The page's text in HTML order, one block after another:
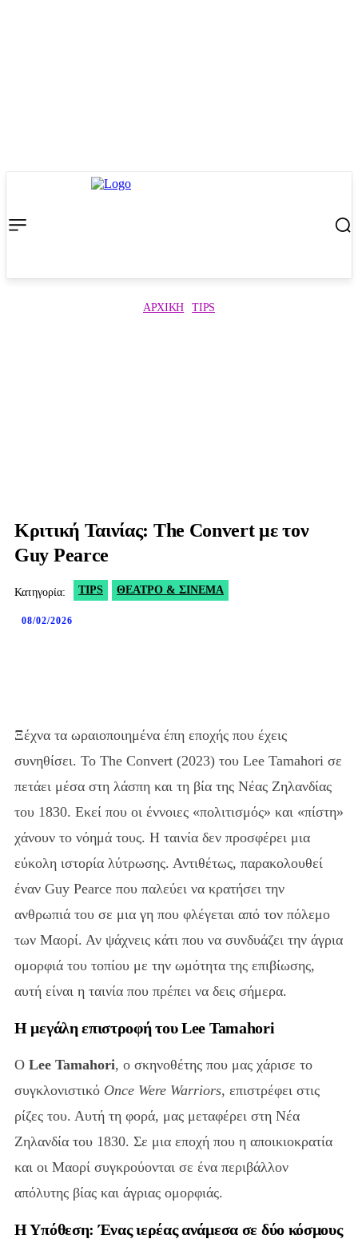
ΑΡΧΙΚΉ TIPS
Κριτική Ταινίας: The Convert με τον
Guy Pearce
Κατηγορία: TIPS ΘΈΑΤΡΟ & ΣΙΝΕΜΆ
08/02/2026
Ξέχνα τα ωραιοποιημένα έπη εποχής που έχεις
συνηθίσει. Το The Convert (2023) του Lee Tamahori σε
πετάει μέσα στη λάσπη και τη βία της Νέας Ζηλανδίας
του 1830. Εκεί που οι έννοιες «πολιτισμός» και «πίστη»
χάνουν το νόημά τους. Η ταινία δεν προσφέρει μια
εύκολη ιστορία λύτρωσης. Αντιθέτως, παρακολουθεί
έναν Guy Pearce που παλεύει να κρατήσει την
ανθρωπιά του σε μια γη που φλέγεται από τον πόλεμο
των Μαορί. Αν ψάχνεις κάτι που να συνδυάζει την άγρια
ομορφιά του τοπίου με την ωμότητα της επιβίωσης,
αυτή είναι η ταινία που πρέπει να δεις σήμερα.
Η μεγάλη επιστροφή του Lee Tamahori
Ο Lee Tamahori, ο σκηνοθέτης που μας χάρισε το
συγκλονιστικό Once Were Warriors, επιστρέφει στις
ρίζες του. Αυτή τη φορά, μας μεταφέρει στη Νέα
Ζηλανδία του 1830. Σε μια εποχή που η αποικιοκρατία
και οι Μαορί συγκρούονται σε ένα περιβάλλον
απόλυτης βίας και άγριας ομορφιάς.
Η Υπόθεση: Ένας ιερέας ανάμεσα σε δύο κόσμους